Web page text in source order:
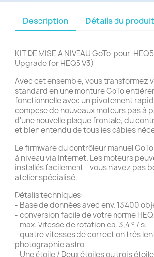
Description Détails du produit
KIT DE MISE A NIVEAU GoTo pour
Upgrade for HEQ5 V3)
Avec cet ensemble, vous transformez
standard en une monture GoTo
fonctionnelle avec un pivotement
compose de nouveaux moteurs pas à
d'une nouvelle plaque frontale, du
et bien entendu de tous les câbles
Le firmware du contrôleur manuel
à niveau via Internet. Les moteurs
installés facilement - vous n'avez pas
atelier spécialisé.
Détails techniques:
- Base de données avec env. 13'400
- conversion facile de votre norme
- max. Vitesse de rotation ca. 3,4 ° / s.
- quatre vitesses de correction très
photographie astro
- Une étoile / Deux étoiles ou trois